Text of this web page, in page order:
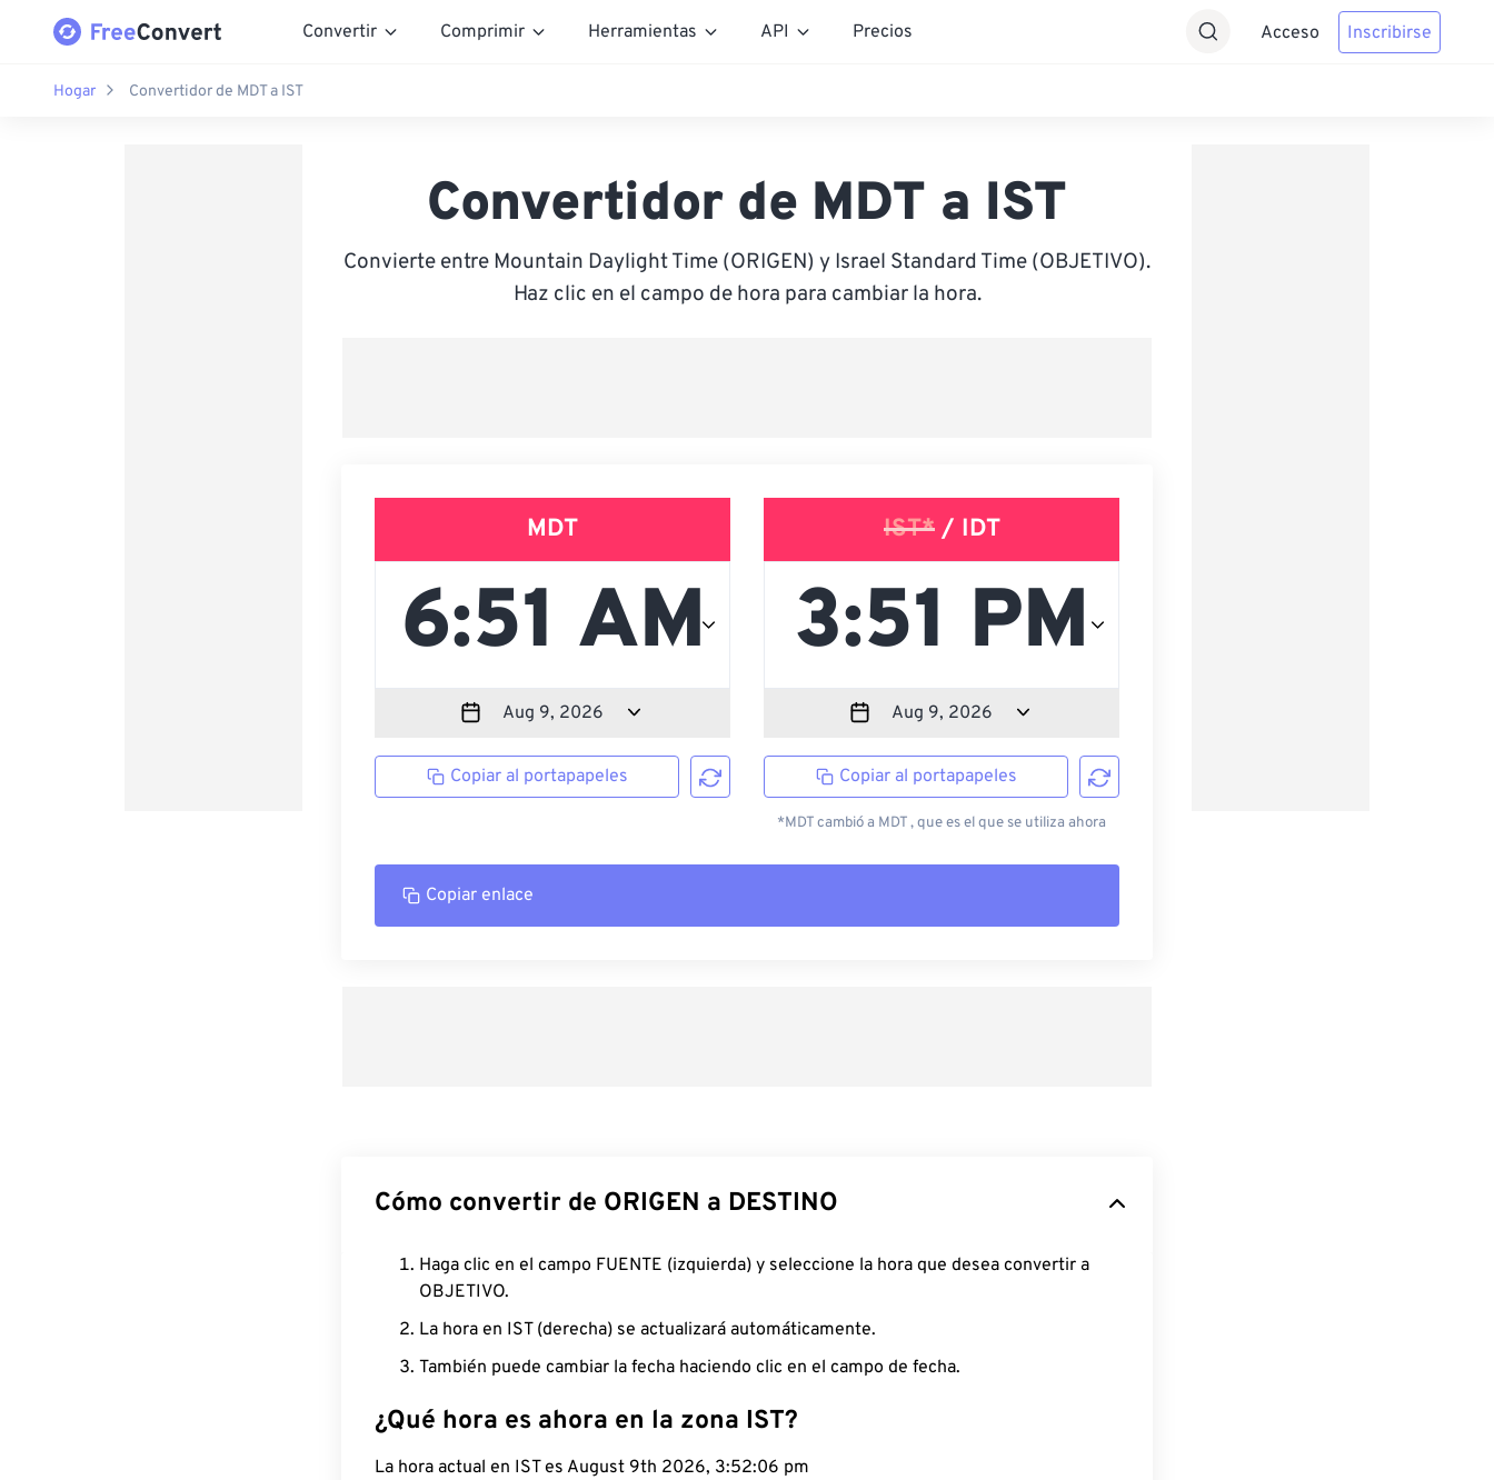
Convertir Comprimir Herramientas API Precios Acceso Inscribirse
Hogar Convertidor de MDT a IST
Convertidor de MDT a IST
Convierte entre Mountain Daylight Time (ORIGEN) y Israel Standard Time (OBJETIVO).
Haz clic en el campo de hora para cambiar la hora.
MDT
Copiar al portapapeles
IST*/ IDT
Copiar al portapapeles
*MDT cambió a MDT , que es el que se utiliza ahora
Copiar enlace
Cómo convertir de ORIGEN a DESTINO
Haga clic en el campo FUENTE (izquierda) y seleccione la hora que desea convertir a
OBJETIVO.
La hora en IST (derecha) se actualizará automáticamente.
También puede cambiar la fecha haciendo clic en el campo de fecha.
¿Qué hora es ahora en la zona IST?
La hora actual en IST es August 9th 2026, 3:52:07 pm